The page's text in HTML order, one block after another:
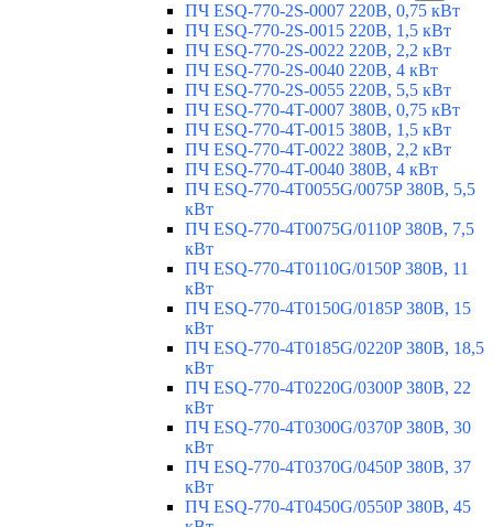
ПЧ ESQ-770-2S-0007 220В, 0,75 кВт
ПЧ ESQ-770-2S-0015 220В, 1,5 кВт
ПЧ ESQ-770-2S-0022 220В, 2,2 кВт
ПЧ ESQ-770-2S-0040 220В, 4 кВт
ПЧ ESQ-770-2S-0055 220В, 5,5 кВт
ПЧ ESQ-770-4T-0007 380В, 0,75 кВт
ПЧ ESQ-770-4T-0015 380В, 1,5 кВт
ПЧ ESQ-770-4T-0022 380В, 2,2 кВт
ПЧ ESQ-770-4T-0040 380В, 4 кВт
ПЧ ESQ-770-4T0055G/0075P 380В, 5,5
кВт
ПЧ ESQ-770-4T0075G/0110P 380В, 7,5
кВт
ПЧ ESQ-770-4T0110G/0150P 380В, 11
кВт
ПЧ ESQ-770-4T0150G/0185P 380В, 15
кВт
ПЧ ESQ-770-4T0185G/0220P 380В, 18,5
кВт
ПЧ ESQ-770-4T0220G/0300P 380В, 22
кВт
ПЧ ESQ-770-4T0300G/0370P 380В, 30
кВт
ПЧ ESQ-770-4T0370G/0450P 380В, 37
кВт
ПЧ ESQ-770-4T0450G/0550P 380В, 45